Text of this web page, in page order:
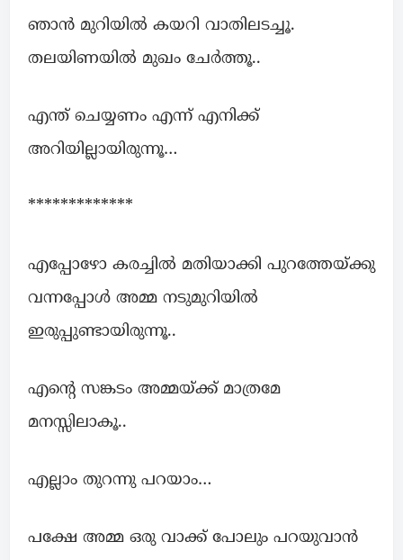
ഞാൻ മുറിയിൽ കയറി വാതിലടച്ചൂ.
തലയിണയിൽ മുഖം ചേർത്തൂ..
എന്ത് ചെയ്യണം എന്ന് എനിക്ക്
അറിയില്ലായിരുന്നൂ…
*************
എപ്പോഴോ കരച്ചിൽ മതിയാക്കി പുറത്തേയ്ക്കു
വന്നപ്പോൾ അമ്മ നടുമുറിയിൽ
ഇരുപ്പുണ്ടായിരുന്നൂ..
എൻ്റെ സങ്കടം അമ്മയ്ക്ക് മാത്രമേ
മനസ്സിലാകൂ..
എല്ലാം തുറന്നു പറയാം…
പക്ഷേ അമ്മ ഒരു വാക്ക് പോലും പറയുവാൻ